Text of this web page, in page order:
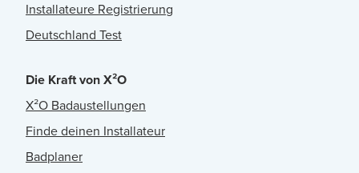
Installateure Registrierung
Deutschland Test
Die Kraft von X²O
X²O Badaustellungen
Finde deinen Installateur
Badplaner